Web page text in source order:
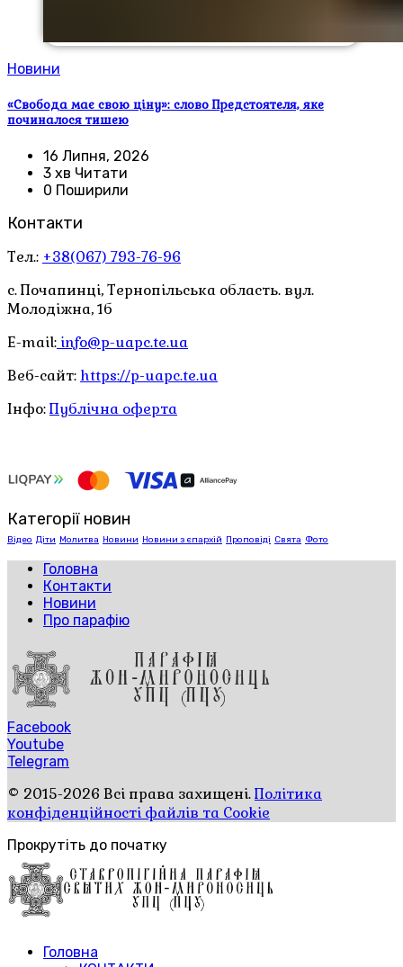
Новини
«Свобода має свою ціну»: слово Предстоятеля, яке
починалося тишею
16 Липня, 2026
3 хв Читати
0 Поширили
Контакти
Тел.: +38(067) 793-76-96
с. Почапинці, Тернопільська область. вул.
Молодіжна, 1б
E-mail: info@p-uapc.te.ua
Веб-сайт: https://p-uapc.te.ua
Інфо:Публічна оферта
Категорії новин
Відео Діти Молитва Новини Новини з єпархій Проповіді Свята Фото
Головна
Контакти
Новини
Про парафію
Facebook
Youtube
Telegram
© 2015-2026 Всі права захищені.Політика
конфіденційності файлів та Cookie
Прокрутіть до початку
Головна